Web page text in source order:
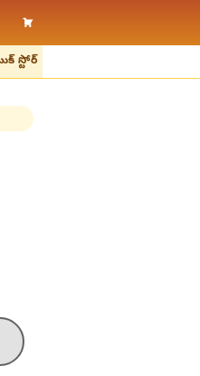
స్టోర్